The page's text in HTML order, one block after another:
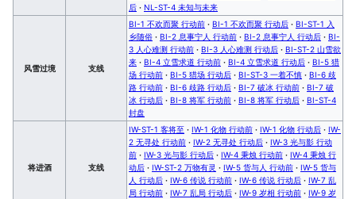
后 · NL-ST-4 未知与未来
风雪过境 支线
BI-1 不欢而聚 行动前 · BI-1 不欢而聚 行动后 · BI-ST-1 入
乡随俗 · BI-2 息事宁人 行动前 · BI-2 息事宁人 行动后 · BI-
3 人心难测 行动前 · BI-3 人心难测 行动后 · BI-ST-2 山雪欲
来 · BI-4 立雪求道 行动前 · BI-4 立雪求道 行动后 · BI-5 猎
场 行动前 · BI-5 猎场 行动后 · BI-ST-3 一着不慎 · BI-6 歧
路 行动前 · BI-6 歧路 行动后 · BI-7 破冰 行动前 · BI-7 破
冰 行动后 · BI-8 将军 行动前 · BI-8 将军 行动后 · BI-ST-4
封盘
将进酒 支线
IW-ST-1 客将至 · IW-1 化物 行动前 · IW-1 化物 行动后 · IW-
2 无寻处 行动前 · IW-2 无寻处 行动后 · IW-3 光与影 行动
前 · IW-3 光与影 行动后 · IW-4 秉烛 行动前 · IW-4 秉烛 行
动后 · IW-ST-2 万物有灵 · IW-5 货与人 行动前 · IW-5 货与
人 行动后 · IW-6 传说 行动前 · IW-6 传说 行动后 · IW-7 乱
局 行动前 · IW-7 乱局 行动后 · IW-9 岁相 行动前 · IW-9 岁